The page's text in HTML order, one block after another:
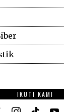
IKUTI KAMI